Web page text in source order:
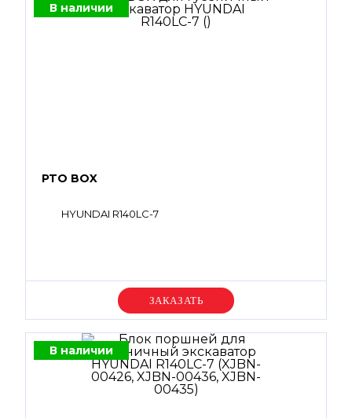
В наличии
PTO BOX
HYUNDAI R140LC-7
Уточняйте цену
В наличии